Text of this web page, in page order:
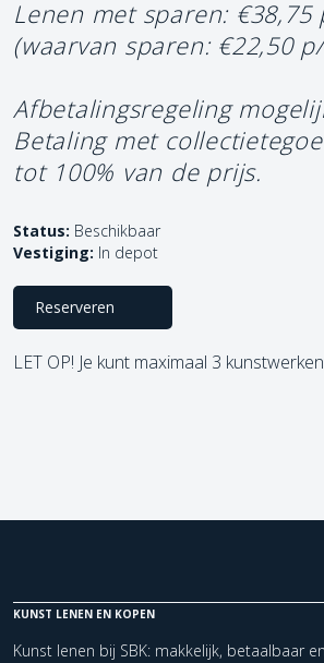
Lenen met sparen: €38,75
(waarvan sparen: €22,50
Afbetalingsregeling
Betaling met
tot 100% van de prijs.
Status: Beschikbaar
Vestiging: In depot
Reserveren
LET OP! Je kunt maximaal 3
KUNST LENEN EN KOPEN
Kunst lenen bij SBK: makkelijk, betaalbaar